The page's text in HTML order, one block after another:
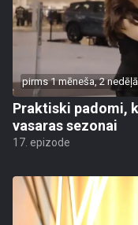
pirms 1 mēneša, 2
Praktiski padomi,
vasaras sezonai
17. epizode